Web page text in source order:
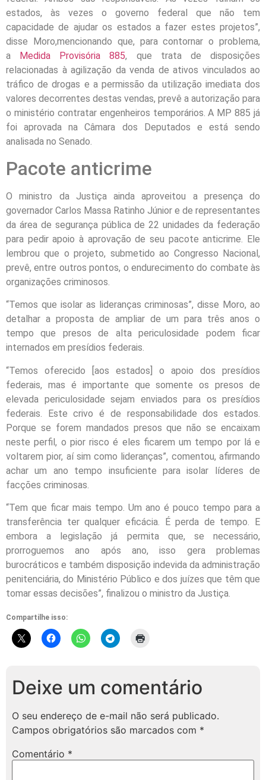
estados, às vezes o governo federal que não tem
capacidade de ajudar os estados a fazer estes projetos”,
disse Moro,mencionando que, para contornar o problema,
a Medida Provisória 885, que trata de disposições
relacionadas à agilização da venda de ativos vinculados ao
tráfico de drogas e a permissão da utilização imediata dos
valores decorrentes destas vendas, prevê a autorização para
o ministério contratar engenheiros temporários. A MP 885 já
foi aprovada na Câmara dos Deputados e está sendo
analisada no Senado.
Pacote anticrime
O ministro da Justiça ainda aproveitou a presença do
governador Carlos Massa Ratinho Júnior e de representantes
da área de segurança pública de 22 unidades da federação
para pedir apoio à aprovação de seu pacote anticrime. Ele
lembrou que o projeto, submetido ao Congresso Nacional,
prevê, entre outros pontos, o endurecimento do combate às
organizações criminosos.
“Temos que isolar as lideranças criminosas”, disse Moro, ao
detalhar a proposta de ampliar de um para três anos o
tempo que presos de alta periculosidade podem ficar
internados em presídios federais.
“Temos oferecido [aos estados] o apoio dos presídios
federais, mas é importante que somente os presos de
elevada periculosidade sejam enviados para os presídios
federais. Este crivo é de responsabilidade dos estados.
Porque se forem mandados presos que não se encaixam
neste perfil, o pior risco é eles ficarem um tempo por lá e
voltarem pior, aí sim como lideranças”, comentou, afirmando
achar um ano tempo insuficiente para isolar líderes de
facções criminosas.
“Tem que ficar mais tempo. Um ano é pouco tempo para a
transferência ter qualquer eficácia. É perda de tempo. E
embora a legislação já permita que, se necessário,
prorroguemos ano após ano, isso gera problemas
burocráticos e também disposição indevida da administração
penitenciária, do Ministério Público e dos juízes que têm que
tomar essas decisões”, finalizou o ministro da Justiça.
Compartilhe isso:
Deixe um comentário
O seu endereço de e-mail não será publicado.
Campos obrigatórios são marcados com *
Comentário *